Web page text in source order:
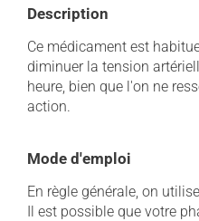
Description
Ce médicament est
diminuer la tension
heure, bien que l'on ne
action.
Mode d'emploi
En règle générale, on
Il est possible que votre